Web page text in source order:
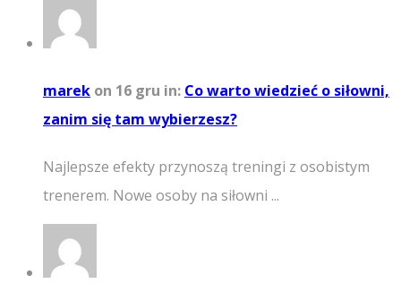
marek on 16 gru in: Co warto wiedzieć o siłowni,
zanim się tam wybierzesz?
Najlepsze efekty przynoszą treningi z osobistym
trenerem. Nowe osoby na siłowni ...